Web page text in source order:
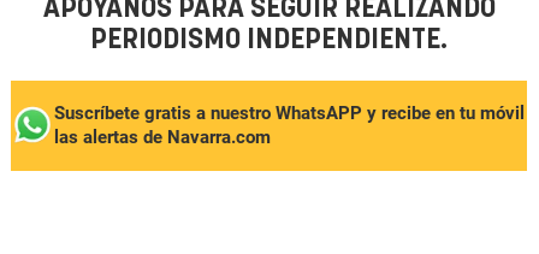
APÓYANOS PARA SEGUIR REALIZANDO
PERIODISMO INDEPENDIENTE.
Suscríbete gratis a nuestro WhatsAPP y recibe en tu móvil
las alertas de Navarra.com